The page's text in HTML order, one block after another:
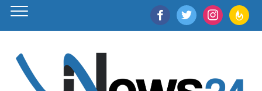
facebooktwitter instagram